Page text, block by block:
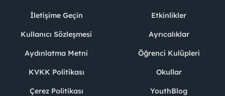
İletişime Geçin
Kullanıcı Sözleşmesi
Aydınlatma Metni
KVKK Politikası
Çerez Politikası
Etkinlikler
Ayrıcalıklar
Öğrenci Kulüpleri
Okullar
YouthBlog